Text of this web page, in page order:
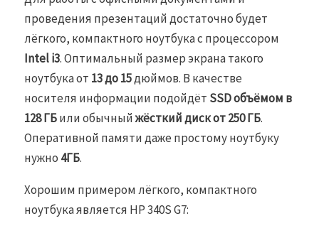
проведения презентаций достаточно будет
лёгкого, компактного ноутбука с процессором
Intel i3. Оптимальный размер экрана такого
ноутбука от 13 до 15дюймов. В качестве
носителя информации подойдёт SSD объёмом в
128 ГБили обычныйжёсткий диск от 250 ГБ.
Оперативной памяти даже простому ноутбуку
нужно 4ГБ.
Хорошим примером лёгкого, компактного
ноутбука является HP 340S G7: